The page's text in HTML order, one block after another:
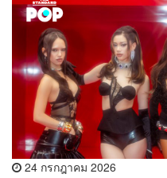
24 กรกฎาคม 2026